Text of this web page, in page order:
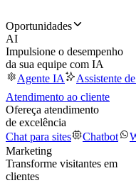
Oportunidades
AI
Impulsione o desempenho
da sua equipe com IA
Agente IA
Assistente
Atendimento ao cliente
Ofereça atendimento
de excelência
Chat para sites
Chatbot
Marketing
Transforme visitantes em
clientes